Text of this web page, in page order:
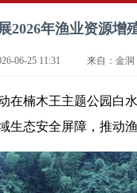
2026年渔业资源增
06-25 11:31 来自：金洞
在楠木王主题公园白
态安全屏障，推动